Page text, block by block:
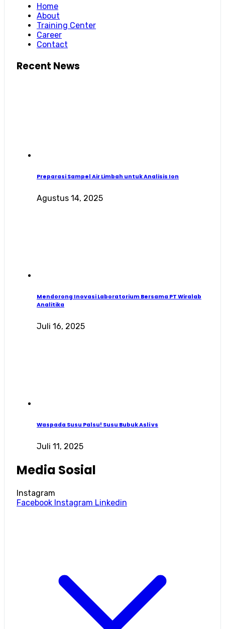
Home
About
Training Center
Career
Contact
Recent News
Preparasi Sampel Air Limbah untuk Analisis Ion
Agustus 14, 2025
Mendorong Inovasi Laboratorium Bersama PT Wiralab
Analitika
Juli 16, 2025
Waspada Susu Palsu! Susu Bubuk Asli vs
Juli 11, 2025
Media Sosial
Instagram
Facebook Instagram Linkedin